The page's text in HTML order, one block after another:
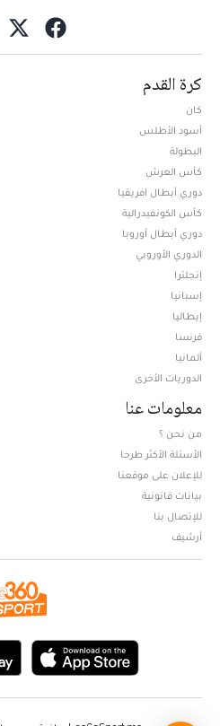
كرة القدم
كان
أسود الأطلس
البطولة
كأس العرش
دوري أبطال افريقيا
كأس الكونفيدرالية
دوري أبطال أوروبا
الدوري الأوروبي
إنجلترا
إسبانيا
إيطاليا
فرنسا
ألمانيا
الدوريات الأخرى
معلومات عنا
من نحن ؟
الأسئلة الأكثر طرحا
للإعلان على موقعنا
بيانات قانونية
للإتصال بنا
أرشيف